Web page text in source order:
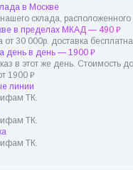
в Москве
склада, расположенного
в пределах МКАД — 490 ₽
от 30 000р. доставка
день в день — 1900 ₽
в этот же день. Стоимость
1900 ₽
линии
ТК.
ТК.
ТК.